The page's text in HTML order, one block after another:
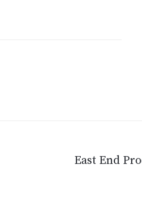
East End